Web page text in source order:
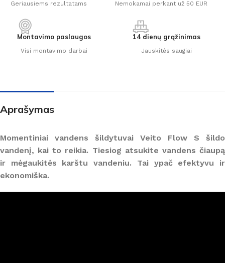
Geriausiems rezultatams Nemokamai perkant už 50 EUR
Montavimo paslaugos
Visi montavimo darbai
14 dienų grąžinimas
Jauskitės saugiai
Aprašymas
Momentiniai vandens šildytuvai Veito Flow S šildo
vandenį, kai to reikia. Tiesiog atsukite vandens čiaupą
ir mėgaukitės karštu vandeniu. Tai ypač efektyvu ir
ekonomiška.